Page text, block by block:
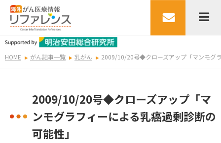
HOME がん記事一覧 乳がん 2009/10/20号◆クローズアップ「マンモグ
2009/10/20号◆クローズアップ「マ
ンモグラフィーによる乳癌過剰診断の
可能性」